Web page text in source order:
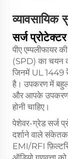
व्यावसायिक
सर्ज प्रोटेक्टर
पीए एम्पलीफायर
(SPD) का चयन
जिनमें UL 1449
है। उपकरण में
और आपके उपकरण
होनी चाहिए।
पेशेवर-ग्रेड सर्ज
दर्शाने वाले
EMI/RFI